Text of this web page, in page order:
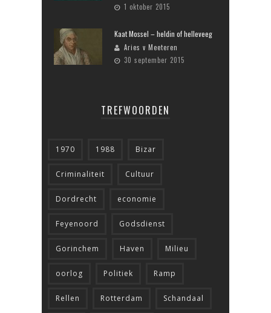
1 oktober 2015
Kaat Mossel – heldin of helleveeg
Aries v Meeteren
30 september 2015
TREFWOORDEN
1970 1988 Bizar
Criminaliteit Cultuur
Dordrecht economie
Feyenoord Godsdienst
Gorinchem Haven Milieu
oorlog Politiek Ramp
Rellen Rotterdam Schandaal